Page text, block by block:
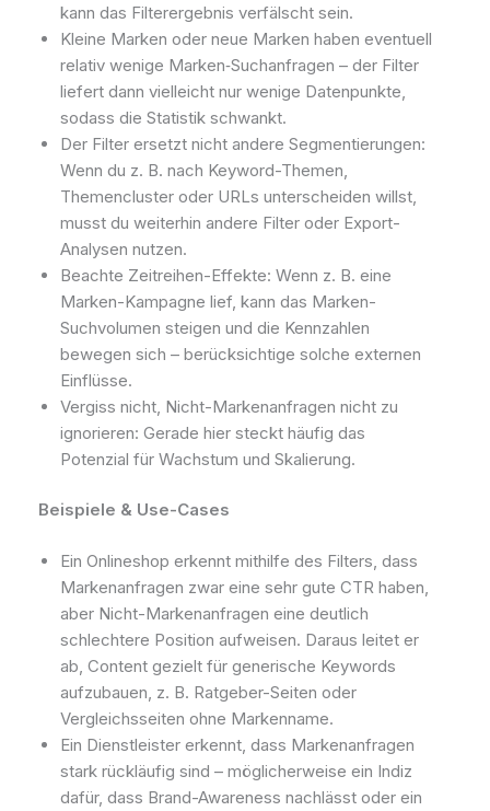
kann das Filterergebnis verfälscht sein.
Kleine Marken oder neue Marken haben eventuell
relativ wenige Marken‐Suchanfragen – der Filter
liefert dann vielleicht nur wenige Datenpunkte,
sodass die Statistik schwankt.
Der Filter ersetzt nicht andere Segmentierungen:
Wenn du z. B. nach Keyword-Themen,
Themencluster oder URLs unterscheiden willst,
musst du weiterhin andere Filter oder Export-
Analysen nutzen.
Beachte Zeitreihen-Effekte: Wenn z. B. eine
Marken-Kampagne lief, kann das Marken-
Suchvolumen steigen und die Kennzahlen
bewegen sich – berücksichtige solche externen
Einflüsse.
Vergiss nicht, Nicht-Markenanfragen nicht zu
ignorieren: Gerade hier steckt häufig das
Potenzial für Wachstum und Skalierung.
Beispiele & Use-Cases
Ein Onlineshop erkennt mithilfe des Filters, dass
Markenanfragen zwar eine sehr gute CTR haben,
aber Nicht-Markenanfragen eine deutlich
schlechtere Position aufweisen. Daraus leitet er
ab, Content gezielt für generische Keywords
aufzubauen, z. B. Ratgeber-Seiten oder
Vergleichsseiten ohne Markenname.
Ein Dienstleister erkennt, dass Markenanfragen
stark rückläufig sind – möglicherweise ein Indiz
dafür, dass Brand-Awareness nachlässt oder ein